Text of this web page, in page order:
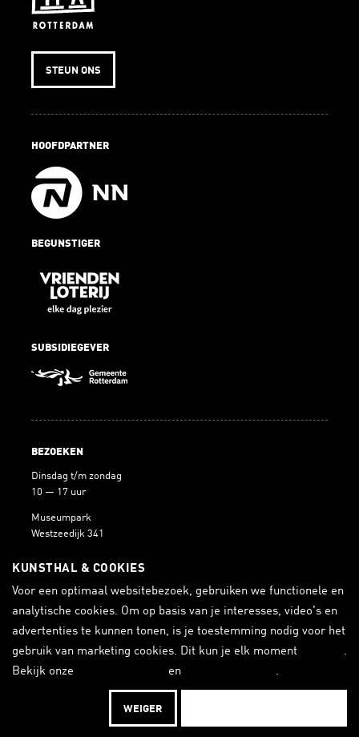
STEUN ONS
HOOFDPARTNER
BEGUNSTIGER
SUBSIDIEGEVER
BEZOEKEN
Dinsdag t/m zondag
10 — 17 uur
Museumpark
Westzeedijk 341
BLIJF OP DE HOOGTE
ONTVANG DE NIEUWSBRIEF
KUNSTHAL & COOKIES
Voor een optimaal websitebezoek, gebruiken we functionele en
analytische cookies. Om op basis van je interesses, video's en
advertenties te kunnen tonen, is je toestemming nodig voor het
gebruik van marketing cookies. Dit kun je elk moment
.
Bekijk onze
en .
WEIGER